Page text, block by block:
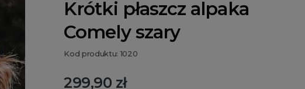
Krótki płaszcz alpaka
Comely szary
Kod produktu: 1020
299,90 zł